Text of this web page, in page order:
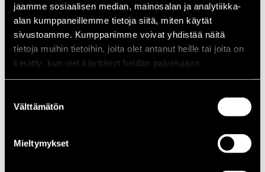
jaamme sosiaalisen median, mainosalan ja analytiikka-
alan kumppaneillemme tietoja siitä, miten käytät
sivustoamme. Kumppanimme voivat yhdistää näitä
tietoja muihin tietoihin, joita olet antanut heille tai joita on
kerätty, kun olet käyttänyt heidän palvelujaan.
valinta
Välttämätön
Mieltymykset
1980
1970-luku
1979
1977
1976
1972
1960-luku
1969